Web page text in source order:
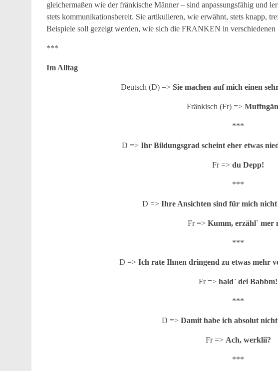
gleichermaßen wie der fränkische Männer – sind anpassungsfähig und
stets kommunikationsbereit. Sie artikulieren, wie erwähnt, stets knapp,
Beispiele soll gezeigt werden, wie sich die FRANKEN in verschiedenen
***
Im Alltag
Deutsch (D) =>Sie machen auf mich einen
Fränkisch (Fr) =>
***
D => Ihr Bildungsgrad scheint eher etwas
Fr =>du Depp!
***
D => Ihre Ansichten sind für mich
Fr =>Kumm, erzähl` mer
***
D =>Ich rate Ihnen dringend zu etwas mehr
Fr =>hald` dei Babbm!
***
D =>Damit habe ich absolut
Fr => Ach, werklii?
***